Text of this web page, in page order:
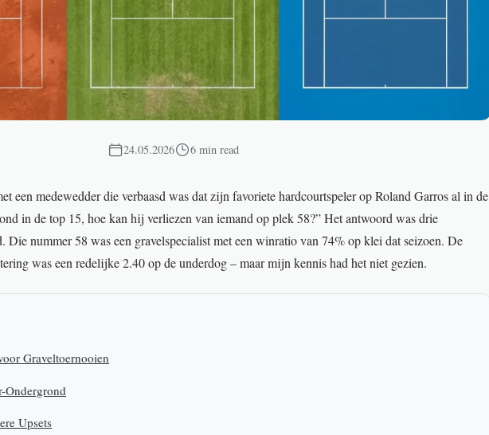
24.05.2026 6 min read
een medewedder die verbaasd was dat zijn favoriete hardcourtspeler op Roland Garros al in de
in de top 15, hoe kan hij verliezen van iemand op plek 58?” Het antwoord was drie
Die nummer 58 was een gravelspecialist met een winratio van 74% op klei dat seizoen. De
was een redelijke 2.40 op de underdog – maar mijn kennis had het niet gezien.
Graveltoernooien
Ondergrond
Upsets